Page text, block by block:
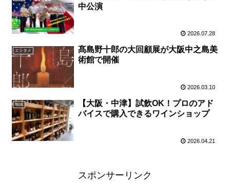
中公演
2026.07.28
エンタメ
髙島野十郎の大回顧展が大阪中之島美
術館で開催
2026.03.10
地域
【大阪・中津】試飲OK！プロのアド
バイスで購入できるワインショップ
2026.04.21
スポンサーリンク